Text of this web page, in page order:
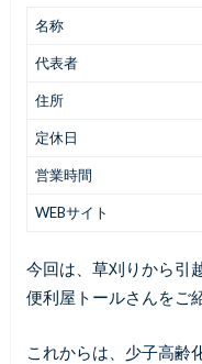
名称
代表者
住所
定休日
営業時間
WEBサイト
今回は、草刈りから引
便利屋トールさんをご
これからは、少子高齢